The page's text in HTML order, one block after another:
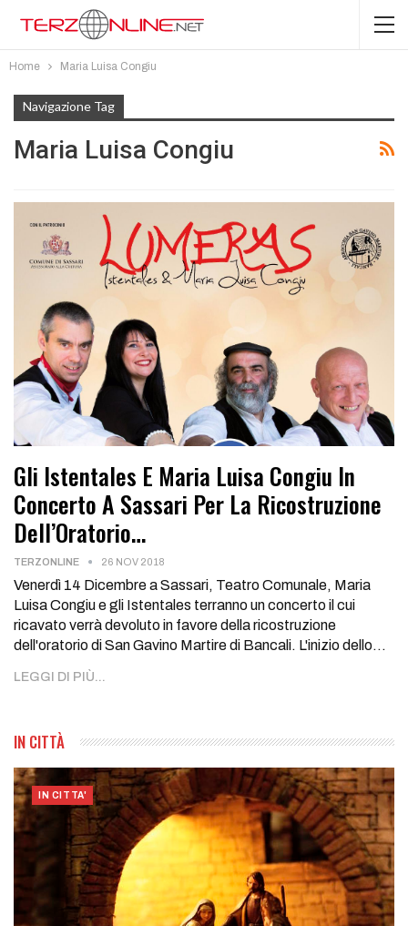
Home Maria Luisa Congiu
Navigazione Tag
Maria Luisa Congiu
Gli Istentales E Maria Luisa Congiu In
Concerto A Sassari Per La Ricostruzione
Dell’Oratorio…
TERZONLINE 26 NOV 2018
Venerdì 14 Dicembre a Sassari, Teatro Comunale, Maria
Luisa Congiu e gli Istentales terranno un concerto il cui
ricavato verrà devoluto in favore della ricostruzione
dell'oratorio di San Gavino Martire di Bancali. L'inizio dello…
LEGGI DI PIÙ...
IN CITTÀ
IN CITTA'